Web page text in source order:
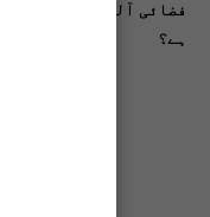
فضائی آلودگی انسانی
ہے؟